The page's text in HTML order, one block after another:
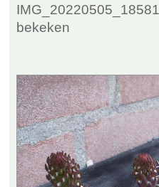
bekeken